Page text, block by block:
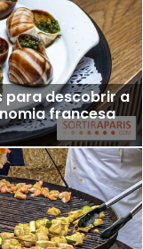
para descobrir a
francesa